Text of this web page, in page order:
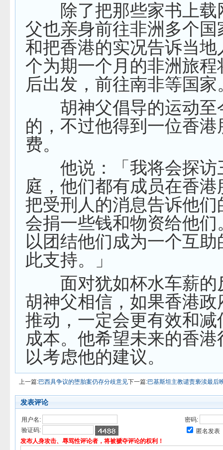
除了把那些家书上载
父也亲身前往非洲多个国
和把香港的实况告诉当地
个为期一个月的非洲旅程
后出发，前往南非等国家
胡神父倡导的运动至
的，不过他得到一位香港
费。
他说：「我将会探访
庭，他们都有成员在香
把受刑人的消息告诉他们
会捐一些钱和物资给他们
以团结他们成为一个互
此支持。」
面对犹如杯水车薪的
胡神父相信，如果香港政
推动，一定会更有效和减
成本。他希望未来的香
以考虑他的建议。
上一篇:巴西具争议的堕胎案仍存分歧意见下一篇:巴基斯坦主教谴责亵渎最后
发表评论
用户名:
密码:
验证码:
匿名发表
发布人身攻击、辱骂性评论者，将被褫夺评论的权利！